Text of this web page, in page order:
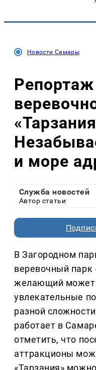
Новости Самары
Репортаж
и море
Служба новостей
Автор статьи
В Загородном
веревочный парк
желающий может
увлекательные
разной
работает в
отметить, что
аттракционы
«Тарзания»